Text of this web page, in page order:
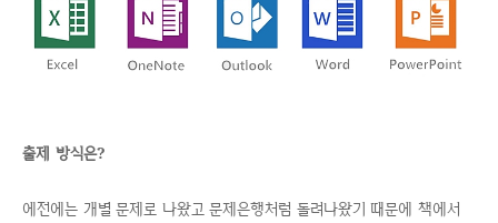
출제 방식은?
에전에는 개별 문제로 나왔고 문제은행처럼 돌려나왔기 때문에 책에서